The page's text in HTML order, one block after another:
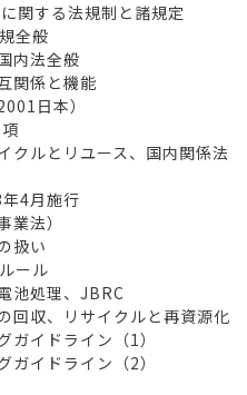
関する法規制と諸規定
全般
内法全般
関係と機能
日本）
ルとリユース、国内関係法
4月施行
法）
扱い
ール
池処理、JBRC
収、リサイクルと再資源化
イドライン（1）
イドライン（2）